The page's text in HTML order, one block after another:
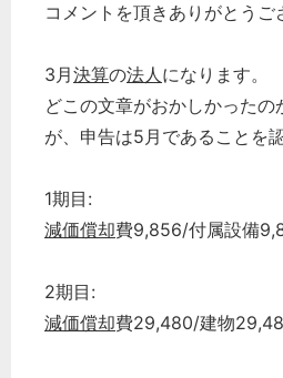
コメントを頂きありがとうご
3月決算の法人になります。
どこの文章がおかしかったの
が、申告は5月であることを
1期目:
減価償却費9,856/付属設備
2期目:
減価償却費29,480/建物